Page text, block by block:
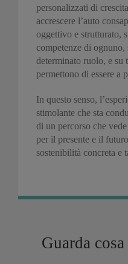
personalizzati di
accrescere l’auto
oggettivo e strutturato,
competenze di
determinato ruolo, e su
permettono di essere a
In questo senso,
stimolante che sta
di un percorso che
per il presente e il
sostenibilità concreta e
Guarda